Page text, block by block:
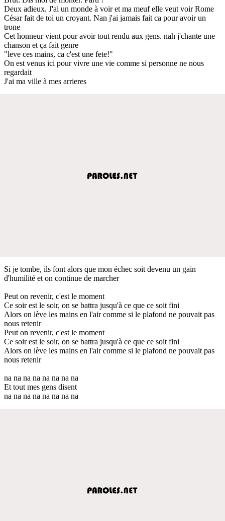
Deux adieux. J'ai un monde à voir et ma meuf elle veut voir Rome
César fait de toi un croyant. Nan j'ai jamais fait ca pour avoir un
trone
Cet honneur vient pour avoir tout rendu aux gens. nah j'chante une
chanson et ça fait genre
"leve ces mains, ca c'est une fete!"
On est venus ici pour vivre une vie comme si personne ne nous
regardait
J'ai ma ville à mes arrieres
Si je tombe, ils font alors que mon échec soit devenu un gain
d'humilité et on continue de marcher
Peut on revenir, c'est le moment
Ce soir est le soir, on se battra jusqu'à ce que ce soit fini
Alors on lève les mains en l'air comme si le plafond ne pouvait pas
nous retenir
Peut on revenir, c'est le moment
Ce soir est le soir, on se battra jusqu'à ce que ce soit fini
Alors on lève les mains en l'air comme si le plafond ne pouvait pas
nous retenir
na na na na na na na na
Et tout mes gens disent
na na na na na na na na